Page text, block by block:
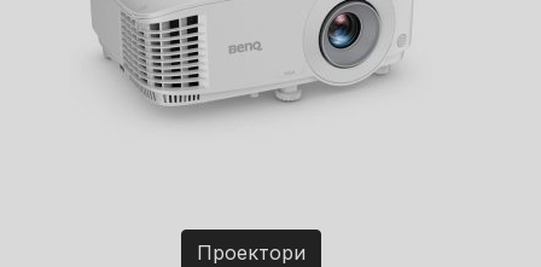
Проектори